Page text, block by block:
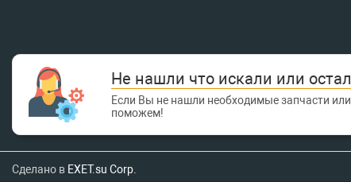
Не нашли что искали или
Если Вы не нашли необходимые запчасти
поможем!
Сделано в EXET.su Corp.